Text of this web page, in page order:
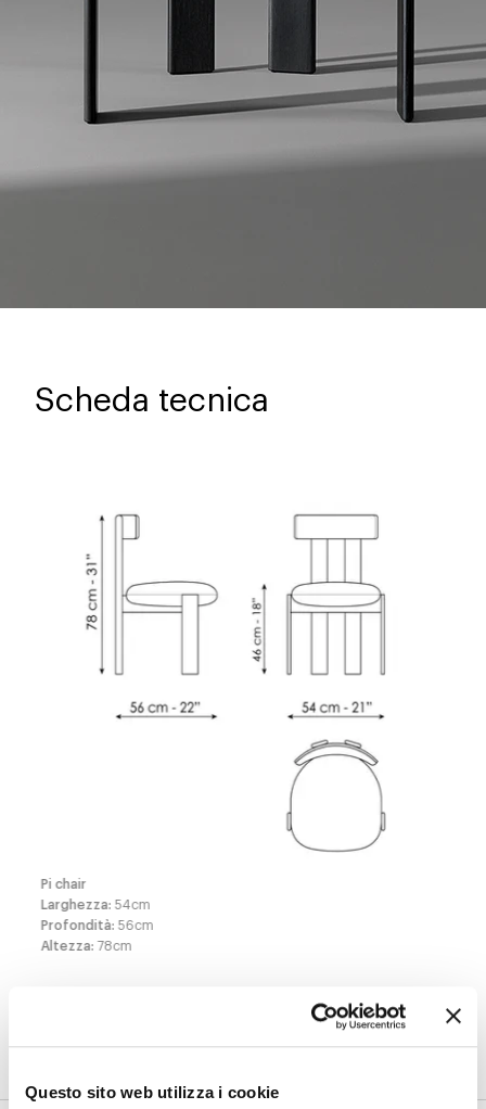
Questo sito web utilizza i cookie
Scheda tecnica
Pi chair
Larghezza: 54cm
Profondità: 56cm
Altezza: 78cm
Finiture